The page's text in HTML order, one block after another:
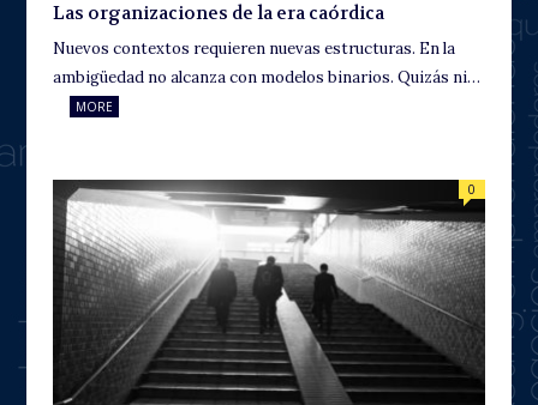
Las organizaciones de la era caórdica
Nuevos contextos requieren nuevas estructuras. En la
ambigüedad no alcanza con modelos binarios. Quizás ni…
MORE
0